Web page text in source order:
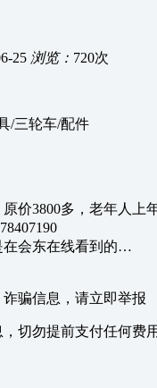
25 浏览： 720次
/三轮车/配件
价3800多，老年人上
在会东在线看到的…
骗信息，请立即举报
切勿提前支付任何费